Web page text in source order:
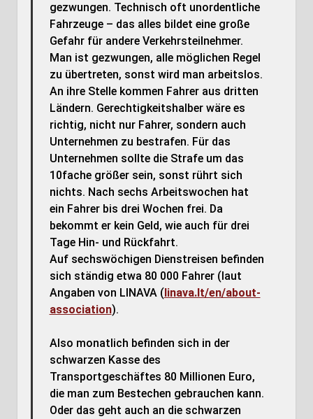
gezwungen. Technisch oft unordentliche
Fahrzeuge – das alles bildet eine große
Gefahr für andere Verkehrsteilnehmer.
Man ist gezwungen, alle möglichen Regel
zu übertreten, sonst wird man arbeitslos.
An ihre Stelle kommen Fahrer aus dritten
Ländern. Gerechtigkeitshalber wäre es
richtig, nicht nur Fahrer, sondern auch
Unternehmen zu bestrafen. Für das
Unternehmen sollte die Strafe um das
10fache größer sein, sonst rührt sich
nichts. Nach sechs Arbeitswochen hat
ein Fahrer bis drei Wochen frei. Da
bekommt er kein Geld, wie auch für drei
Tage Hin- und Rückfahrt.
Auf sechswöchigen Dienstreisen befinden
sich ständig etwa 80 000 Fahrer (laut
Angaben von LINAVA (linava.lt/en/about-
association).
Also monatlich befinden sich in der
schwarzen Kasse des
Transportgeschäftes 80 Millionen Euro,
die man zum Bestechen gebrauchen kann.
Oder das geht auch an die schwarzen